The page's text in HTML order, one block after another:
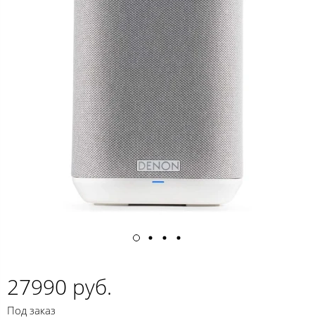
27990 руб.
Под заказ